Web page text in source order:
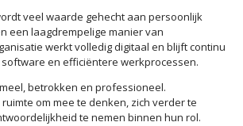
veel waarde gehecht aan persoonlijk
een laagdrempelige manier van
werkt volledig digitaal en blijft continu
en efficiëntere werkprocessen.
betrokken en professioneel.
om mee te denken, zich verder te
te nemen binnen hun rol.